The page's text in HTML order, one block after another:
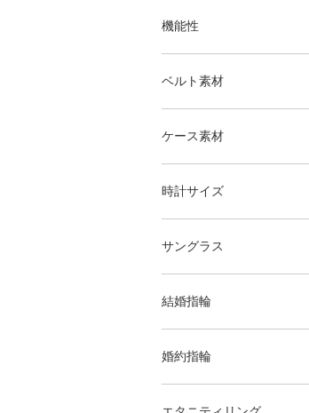
機能性
ベルト素材
ケース素材
時計サイズ
サングラス
結婚指輪
婚約指輪